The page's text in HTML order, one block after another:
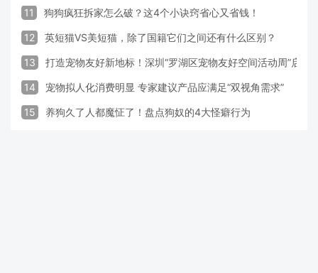
11 狗狗疯狂拆家怎么破？这4个小诀窍省心又省钱！
12 英短猫VS美短猫，除了国籍它们之间还有什么区别？
13 打造宠物友好新地标！深圳“罗湖区宠物友好空间活动周”启动
14 宠物拟人化消费明显 专家建议产品应满足“双视角需求”
15 养狗久了人都魔怔了！盘点狗奴的4大怪癖行为